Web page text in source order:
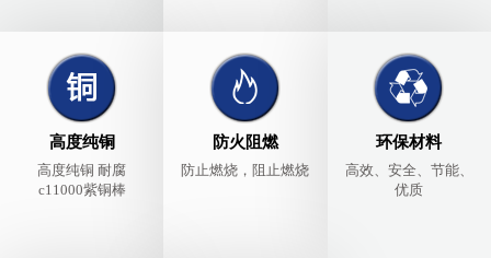
高度纯铜
高度纯铜 耐腐
c11000紫铜棒
防火阻燃
防止燃烧，阻止燃烧
环保材料
高效、安全、节能、
优质